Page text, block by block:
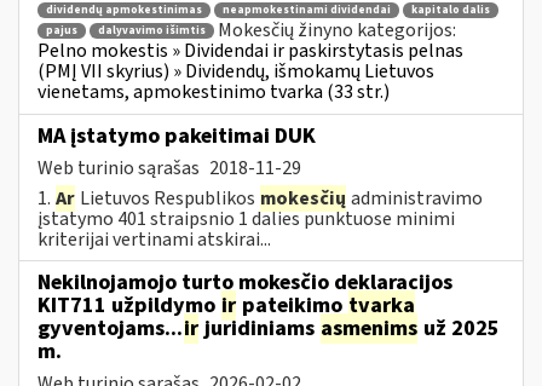
dividendų apmokestinimas
neapmokestinami dividendai
kapitalo dalis
pajus
dalyvavimo išimtis
Mokesčių žinyno kategorijos:
Pelno mokestis » Dividendai ir paskirstytasis pelnas
(PMĮ VII skyrius) » Dividendų, išmokamų Lietuvos
vienetams, apmokestinimo tvarka (33 str.)
MA įstatymo pakeitimai DUK
Web turinio sąrašas 2018-11-29
1. Ar Lietuvos Respublikos mokesčių administravimo
įstatymo 401 straipsnio 1 dalies punktuose minimi
kriterijai vertinami atskirai...
Nekilnojamojo turto mokesčio deklaracijos
KIT711 užpildymo ir pateikimo tvarka
gyventojams...irjuridiniams asmenims už 2025
m.